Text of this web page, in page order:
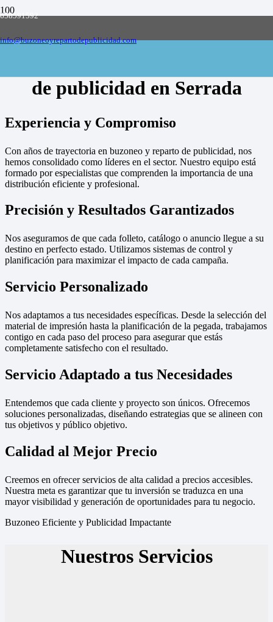
658591592
info@buzoneoyrepartodepublicidad.com
Empresa de buzoneo y reparto de publicidad
de publicidad en Serrada
Experiencia y Compromiso
Con años de trayectoria en buzoneo y reparto de publicidad, nos
hemos consolidado como líderes en el sector. Nuestro equipo está
formado por especialistas que comprenden la importancia de una
distribución eficiente y profesional.
Precisión y Resultados Garantizados
Nos aseguramos de que cada folleto, catálogo o anuncio llegue a su
destino en perfecto estado. Utilizamos sistemas de control y
planificación para maximizar el impacto de cada campaña.
Servicio Personalizado
Nos adaptamos a tus necesidades específicas. Desde la selección del
material de impresión hasta la planificación de la pegada, trabajamos
contigo en cada paso del proceso para asegurar que estás
completamente satisfecho con el resultado.
Servicio Adaptado a tus Necesidades
Entendemos que cada cliente y proyecto son únicos. Ofrecemos
soluciones personalizadas, diseñando estrategias que se alineen con
tus objetivos y público objetivo.
Calidad al Mejor Precio
Creemos en ofrecer servicios de alta calidad a precios accesibles.
Nuestra meta es garantizar que tu inversión se traduzca en una
mayor visibilidad y generación de oportunidades para tu negocio.
Buzoneo Eficiente y Publicidad Impactante
Nuestros Servicios